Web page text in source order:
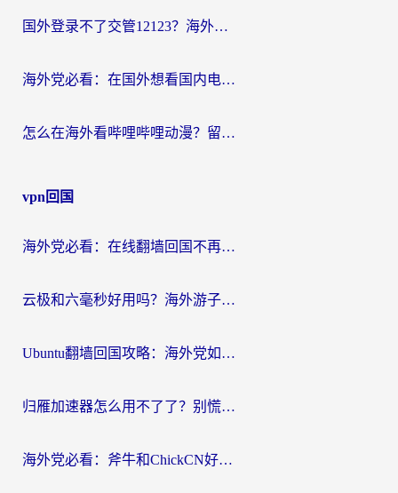
国外登录不了交管12123？海外华人亲测有效的回国加速器选择指南
海外党必看：在国外想看国内电视剧用什么软件？3步解决地域限制
怎么在海外看哔哩哔哩动漫？留学生亲测有效的回国加速方案
vpn回国
海外党必看：在线翻墙回国不再难！教你选对加速器无缝刷国内资源
云极和六毫秒好用吗？海外游子解锁国内资源的真实答案
Ubuntu翻墙回国攻略：海外党如何选对加速器，无缝刷国内剧玩游戏？
归雁加速器怎么用不了了？别慌，这篇指南教你如何丝滑“回家”
海外党必看：斧牛和ChickCN好用吗？3款热门加速器实测+番茄加速器深度体验